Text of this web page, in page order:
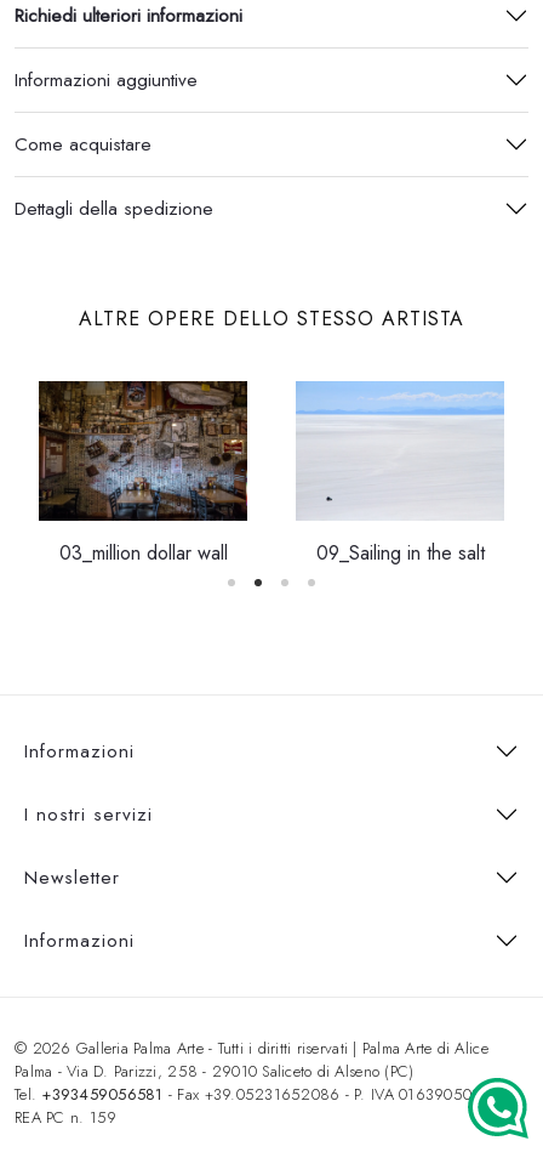
Richiedi ulteriori informazioni
Informazioni aggiuntive
Come acquistare
Dettagli della spedizione
ALTRE OPERE DELLO STESSO ARTISTA
03_million dollar wall 09_Sailing in the salt
Informazioni
I nostri servizi
Newsletter
Informazioni
© 2026 Galleria Palma Arte - Tutti i diritti riservati | Palma Arte di Alice
Palma - Via D. Parizzi, 258 - 29010 Saliceto di Alseno (PC)
Tel. +393459056581 - Fax +39.05231652086 - P. IVA 01639050333 -
REA PC n. 159